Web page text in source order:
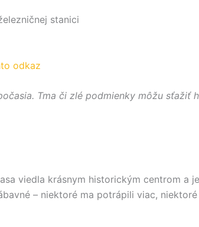
stanici
odkaz
Tma či zlé podmienky môžu sťažiť
viedla krásnym historickým centrom a
– niektoré ma potrápili viac,